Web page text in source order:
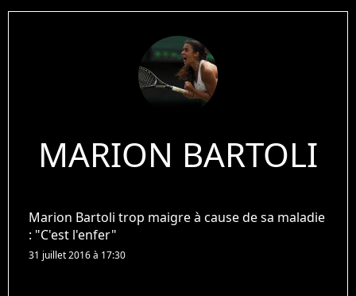
MARION BARTOLI
Marion Bartoli trop maigre à cause de sa maladie
: "C'est l'enfer"
31 juillet 2016 à 17:30